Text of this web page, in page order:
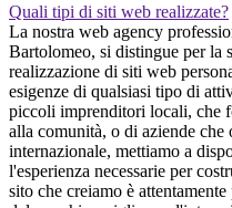
Quali tipi di siti web realizzate?
La nostra web agency
Bartolomeo, si distingue per la
realizzazione di siti web
esigenze di qualsiasi tipo di
piccoli imprenditori locali, che
alla comunità, o di aziende
internazionale, mettiamo a
l'esperienza necessarie per
sito che creiamo è